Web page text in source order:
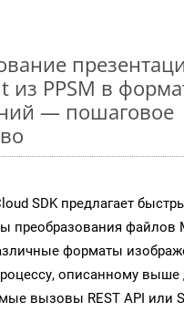
из PPSM в
— пошаговое
SDK предлагает
преобразования файлов
форматы
описанному выше
вызовы REST API или